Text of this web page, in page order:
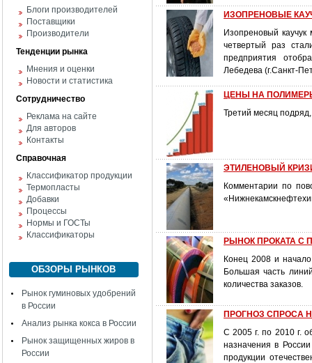
Блоги производителей
Поставщики
Производители
Тенденции рынка
Мнения и оценки
Новости и статистика
Сотрудничество
Реклама на сайте
Для авторов
Контакты
Справочная
Классификатор продукции
Термопласты
Добавки
Процессы
Нормы и ГОСТы
Классификаторы
ОБЗОРЫ РЫНКОВ
Рынок гуминовых удобрений
в России
Анализ рынка кокса в России
Рынок защищенных жиров в
России
ИЗОПРЕНОВЫЕ
Изопреновый
четвертый раз
предприятия
Лебедева (г.Санкт-
ЦЕНЫ НА
Третий месяц
ЭТИЛЕНОВЫЙ
Комментарии по
РЫНОК ПРОКАТА С
Конец 2008 и
Большая часть
количества заказов.
ПРОГНОЗ СПРОСА
С 2005 г. по 2010 г.
назначения в
продукции